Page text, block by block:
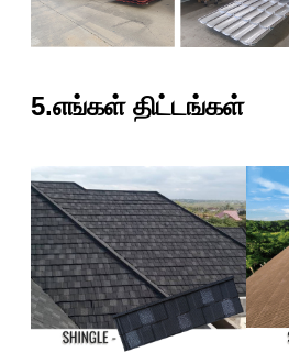
5.எங்கள் திட்டங்கள்